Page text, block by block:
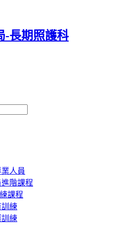
-長期照護科
人員
階課程
課程
練
訓練